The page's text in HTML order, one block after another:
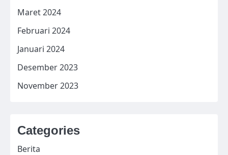
Maret 2024
Februari 2024
Januari 2024
Desember 2023
November 2023
Categories
Berita